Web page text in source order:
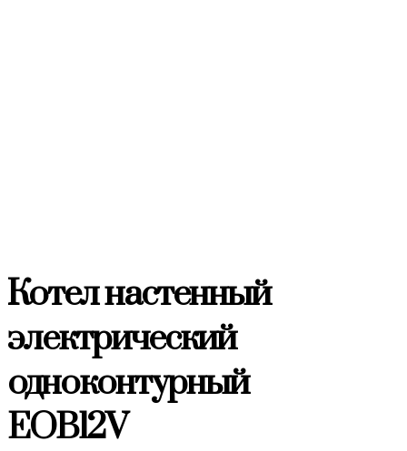
Котел настенный
электрический
одноконтурный
EOB12V